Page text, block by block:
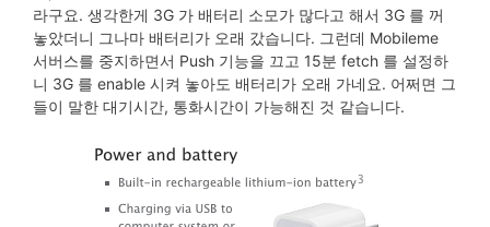
라구요. 생각한게 3G 가 배터리 소모가 많다고 해서 3G 를 꺼
놓았더니 그나마 배터리가 오래 갔습니다. 그런데 Mobileme
서버스를 중지하면서 Push 기능을 끄고 15분 fetch 를 설정하
니 3G 를 enable 시켜 놓아도 배터리가 오래 가네요. 어쩌면 그
들이 말한 대기시간, 통화시간이 가능해진 것 같습니다.